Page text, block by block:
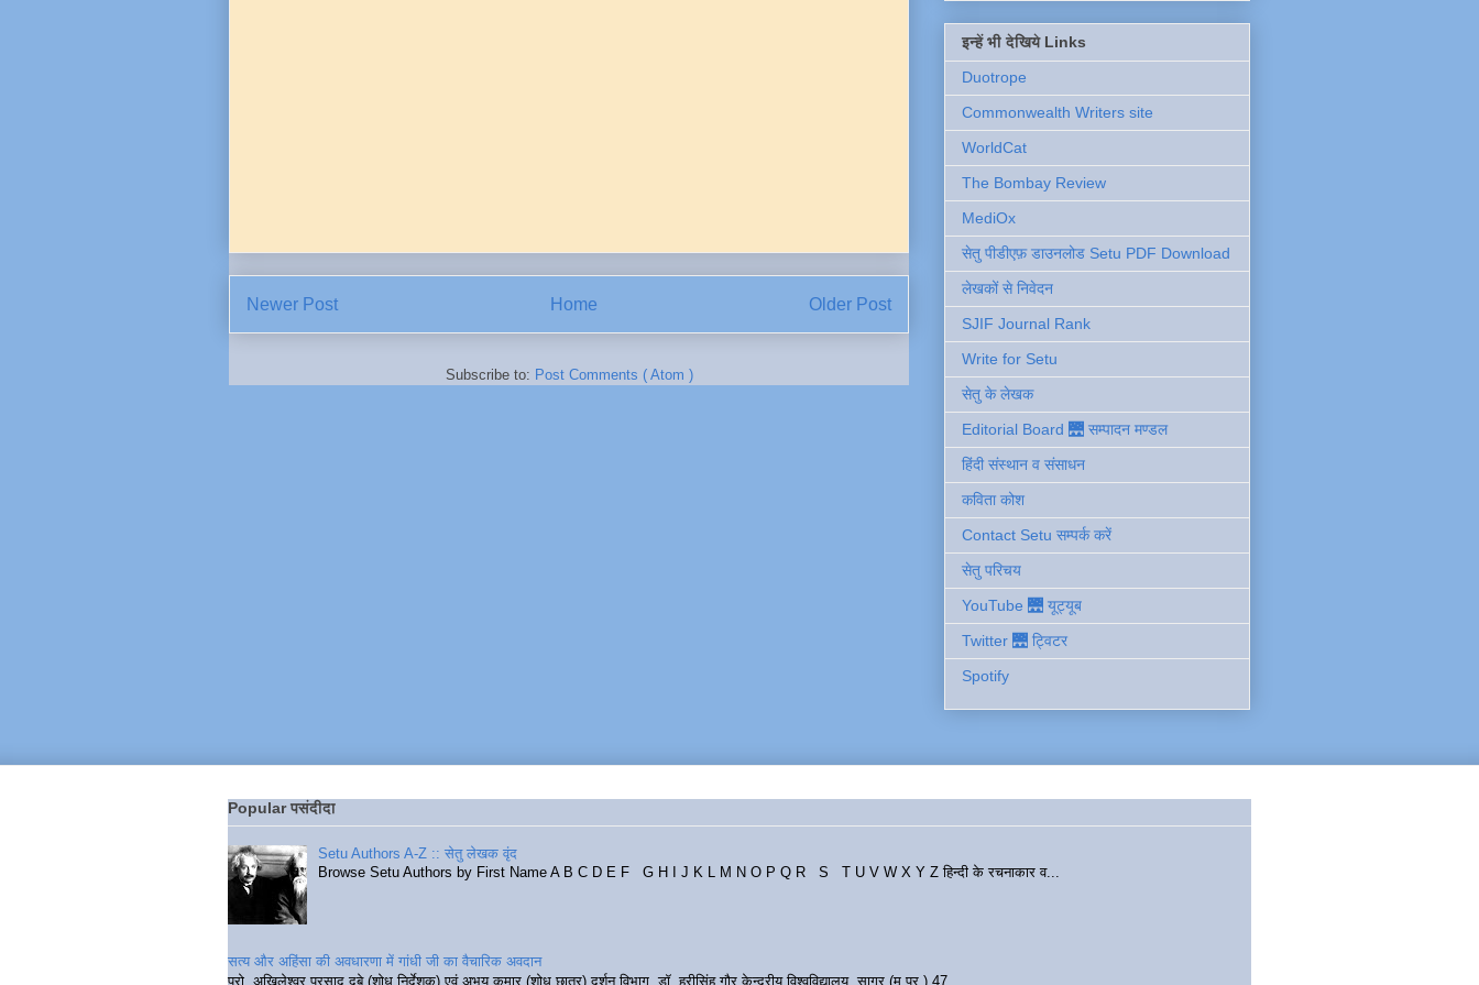
Newer Post Older Post
Home
Subscribe to: Post Comments ( Atom )
इन्हें भी देखिये Links
Duotrope
Commonwealth Writers site
WorldCat
The Bombay Review
MediOx
सेतु पीडीएफ़ डाउनलोड Setu PDF Download
लेखकों से निवेदन
SJIF Journal Rank
Write for Setu
सेतु के लेखक
Editorial Board 🌉 सम्पादन मण्डल
हिंदी संस्थान व संसाधन
कविता कोश
Contact Setu सम्पर्क करें
सेतु परिचय
YouTube 🌉 यूट्यूब
Twitter 🌉 ट्विटर
Spotify
Popular पसंदीदा
Setu Authors A-Z :: सेतु लेखक वृंद
Browse Setu Authors by First Name A B C D E F G H I J K L M N O P Q R S T U V W X Y Z हिन्दी के रचनाकार व...
सत्य और अहिंसा की अवधारणा में गांधी जी का वैचारिक अवदान
प्रो. अखिलेश्वर प्रसाद दुबे (शोध निर्देशक) एवं अभय कुमार (शोध छात्र) दर्शन विभाग, डॉ. हरीसिंह गौर केन्द्रीय विश्वविद्यालय, सागर (म.प्र.) 47...